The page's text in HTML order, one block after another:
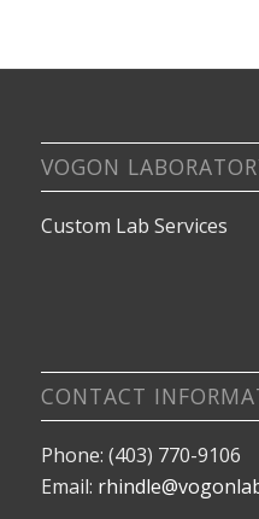
VOGON
Custom Lab Services
CONTACT
Phone: (403) 770-9106
Email: